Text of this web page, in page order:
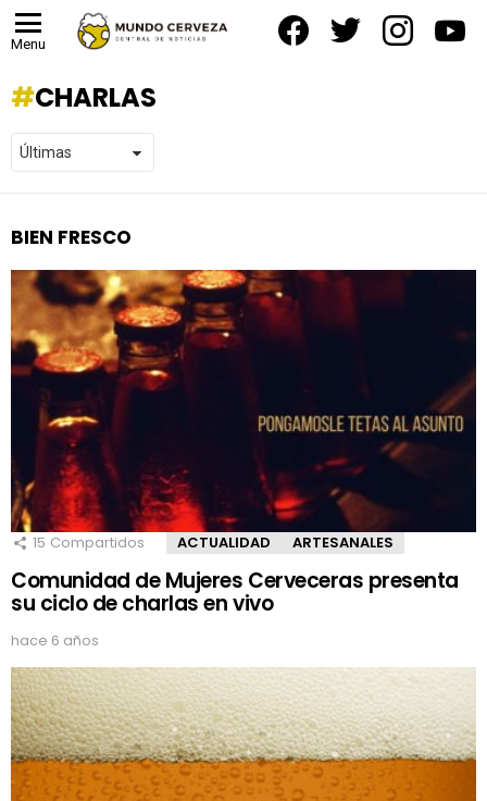
Menu
CHARLAS
BIEN FRESCO
15 Compartidos ACTUALIDAD ARTESANALES
Comunidad de Mujeres Cerveceras presenta
su ciclo de charlas en vivo
hace 6 años